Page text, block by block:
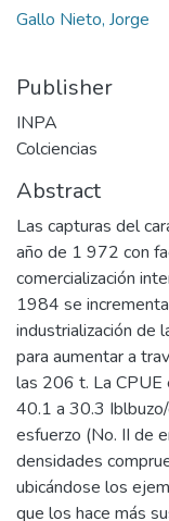
Gallo Nieto, Jorge
Publisher
INPA
Colciencias
Abstract
Las capturas del
año de 1 972 con
comercialización
1984 se
industrialización de
para aumentar a
las 206 t. La
40.1 a 30.3
esfuerzo (No. II de
densidades
ubicándose los
que los hace más